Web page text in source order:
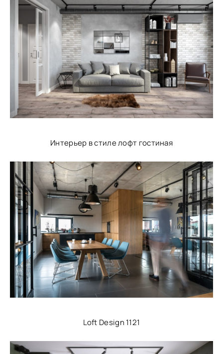
Интерьер в стиле лофт гостиная
Loft Design 1121